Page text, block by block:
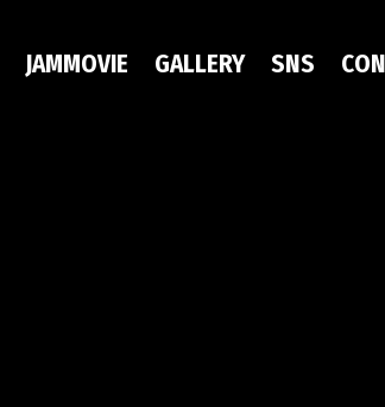
JAMMOVIE GALLERY SNS